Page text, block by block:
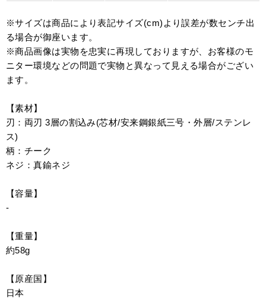
※サイズは商品により表記サイズ(cm)より誤差が数センチ出
る場合が御座います。
※商品画像は実物を忠実に再現しておりますが、お客様のモ
ニター環境などの問題で実物と異なって見える場合がござい
ます。
【素材】
刃：両刃 3層の割込み(芯材/安来鋼銀紙三号・外層/ステンレ
ス)
柄：チーク
ネジ：真鍮ネジ
【容量】
-
【重量】
約58g
【原産国】
日本